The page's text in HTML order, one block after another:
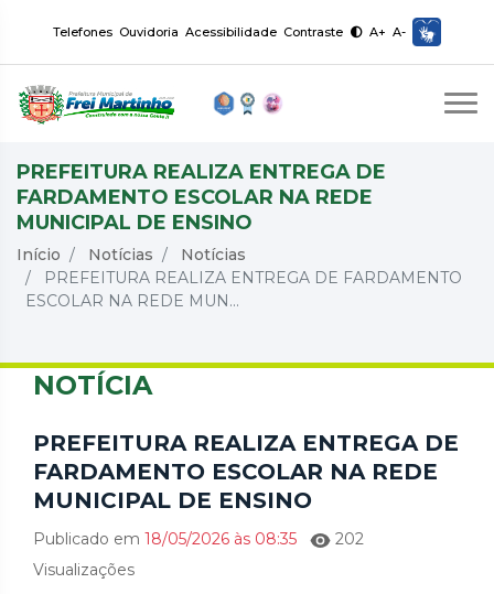
Telefones Ouvidoria Acessibilidade Contraste A+ A-
PREFEITURA REALIZA ENTREGA DE
FARDAMENTO ESCOLAR NA REDE
MUNICIPAL DE ENSINO
Início Notícias
Notícias
PREFEITURA REALIZA ENTREGA DE FARDAMENTO
ESCOLAR NA REDE MUN...
NOTÍCIA
PREFEITURA REALIZA ENTREGA DE
FARDAMENTO ESCOLAR NA REDE
MUNICIPAL DE ENSINO
Publicado em 18/05/2026 às 08:35
202
Visualizações